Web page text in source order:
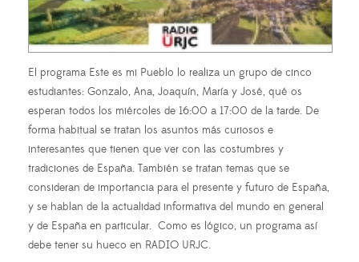
El programa Este es mi Pueblo lo realiza un grupo de cinco
estudiantes: Gonzalo, Ana, Joaquín, María y José, qué os
esperan todos los miércoles de 16:00 a 17:00 de la tarde. De
forma habitual se tratan los asuntos más curiosos e
interesantes que tienen que ver con las costumbres y
tradiciones de España. También se tratan temas que se
consideran de importancia para el presente y futuro de España,
y se hablan de la actualidad informativa del mundo en general
y de España en particular. Como es lógico, un programa así
debe tener su hueco en RADIO URJC.